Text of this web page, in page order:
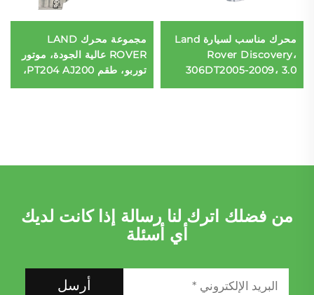
محرك مناسب لسيارة Land
Rover Discovery،
306DT2005-2009، 3.0
مجموعة محرك LAND
ROVER عالية الجودة، موتور
توربو، طقم PT204 AJ200،
من فضلك اترك لنا رسالة إذا كانت لديك
أي أسئلة
أرسل